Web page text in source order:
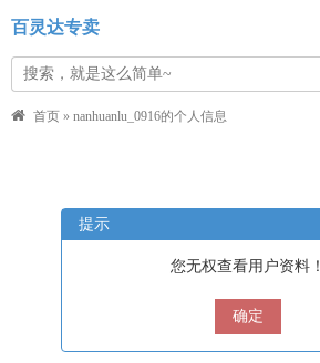
百灵达专卖
首页 » nanhuanlu_0916的个人信息
提示
您无权查看用户资料！
确定